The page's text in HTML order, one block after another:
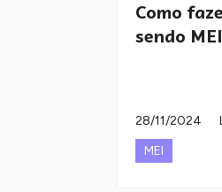
Como
sendo MEI
28/11/2024
MEI